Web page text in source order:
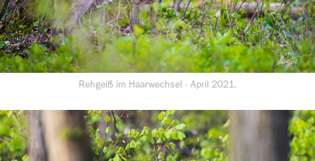
Rehgeiß im Haarwechsel - April 2021.